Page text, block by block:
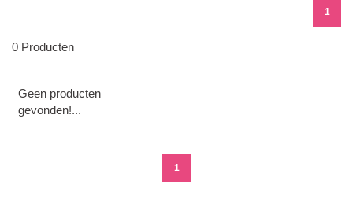
1
0 Producten
Geen producten
gevonden!...
1